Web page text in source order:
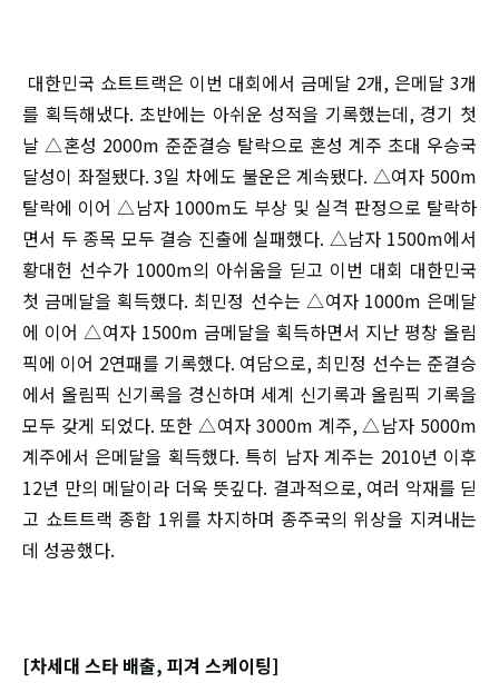
대한민국 쇼트트랙은 이번 대회에서 금메달 2개, 은메달 3개
를 획득해냈다. 초반에는 아쉬운 성적을 기록했는데, 경기 첫
날 △혼성 2000m 준준결승 탈락으로 혼성 계주 초대 우승국
달성이 좌절됐다. 3일 차에도 불운은 계속됐다. △여자 500m
탈락에 이어 △남자 1000m도 부상 및 실격 판정으로 탈락하
면서 두 종목 모두 결승 진출에 실패했다. △남자 1500m에서
황대헌 선수가 1000m의 아쉬움을 딛고 이번 대회 대한민국
첫 금메달을 획득했다. 최민정 선수는 △여자 1000m 은메달
에 이어 △여자 1500m 금메달을 획득하면서 지난 평창 올림
픽에 이어 2연패를 기록했다. 여담으로, 최민정 선수는 준결승
에서 올림픽 신기록을 경신하며 세계 신기록과 올림픽 기록을
모두 갖게 되었다. 또한 △여자 3000m 계주, △남자 5000m
계주에서 은메달을 획득했다. 특히 남자 계주는 2010년 이후
12년 만의 메달이라 더욱 뜻깊다. 결과적으로, 여러 악재를 딛
고 쇼트트랙 종합 1위를 차지하며 종주국의 위상을 지켜내는
데 성공했다.
[차세대 스타 배출, 피겨 스케이팅]